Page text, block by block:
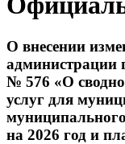
О внесении
администрации
№ 576 «О
услуг для
на 2026 год и